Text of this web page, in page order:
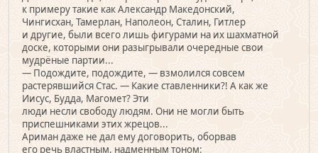
к примеру такие как Александр Македонский,
Чингисхан, Тамерлан, Наполеон, Сталин, Гитлер
и другие, были всего лишь фигурами на их шахматной
доске, которыми они разыгрывали очередные свои
мудрёные партии...
— Подождите, подождите, — взмолился совсем
растерявшийся Стас. — Какие ставленники?! А как же
Иисус, Будда, Магомет? Эти
люди несли свободу людям. Они не могли быть
приспешниками этих жрецов...
Ариман даже не дал ему договорить, оборвав
его речь властным, надменным тоном: